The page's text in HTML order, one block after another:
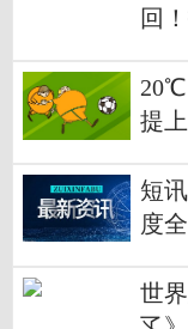
回
20℃
提
短
度
世